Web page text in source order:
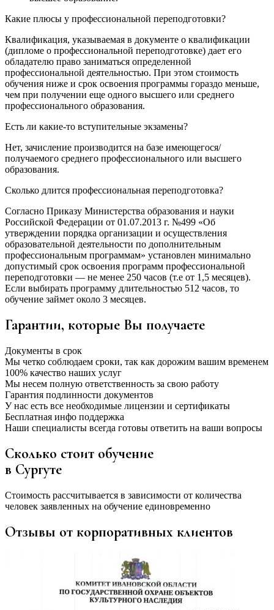
Какие плюсы у профессиональной переподготовки?
Квалификация, указываемая в документе о квалификации
(дипломе о профессиональной переподготовке) дает его
обладателю право заниматься определенной
профессиональной деятельностью. При этом стоимость
обучения ниже и срок освоения программы гораздо меньше,
чем при получении еще одного высшего или среднего
профессионального образования.
Есть ли какие-то вступительные экзамены?
Нет, зачисление производится на базе имеющегося/
получаемого среднего профессионального или высшего
образования.
Сколько длится профессиональная переподготовка?
Согласно Приказу Министерства образования и науки
Российской Федерации от 01.07.2013 г. №499 «Об
утверждении порядка организации и осуществления
образовательной деятельности по дополнительным
профессиональным программам» установлен минимально
допустимый срок освоения программ профессиональной
переподготовки — не менее 250 часов (т.е от 1,5 месяцев).
Если выбирать программу длительностью 512 часов, то
обучение займет около 3 месяцев.
Гарантии, которые Вы получаете
Документы в срок
Мы четко соблюдаем сроки, так как дорожим вашим временем
100% качество наших услуг
Мы несем полную ответственность за свою работу
Гарантия подлинности документов
У нас есть все необходимые лицензии и сертификаты
Бесплатная инфо поддержка
Наши специалисты всегда готовы ответить на ваши вопросы
Сколько стоит обучение
в Сургуте
Стоимость рассчитывается в зависимости от количества
человек заявленных на обучение единовременно
Отзывы от корпоративных клиентов